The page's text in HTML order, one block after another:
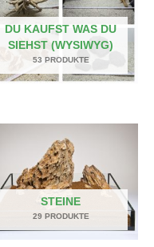
DU KAUFST WAS DU
SIEHST (WYSIWYG)
53 PRODUKTE
STEINE
29 PRODUKTE